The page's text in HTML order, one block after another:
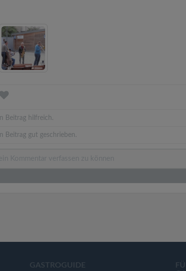
Beitrag hilfreich.
Beitrag gut geschrieben.
GASTROGUIDE